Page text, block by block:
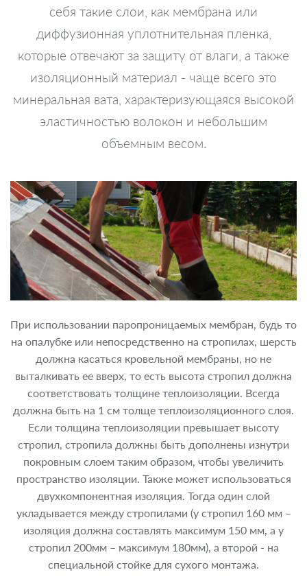
себя такие слои, как мембрана или
диффузионная уплотнительная пленка,
которые отвечают за защиту от влаги, а также
изоляционный материал - чаще всего это
минеральная вата, характеризующаяся высокой
эластичностью волокон и небольшим
объемным весом.
При использовании паропроницаемых мембран, будь то
на опалубке или непосредственно на стропилах, шерсть
должна касаться кровельной мембраны, но не
выталкивать ее вверх, то есть высота стропил должна
соответствовать толщине теплоизоляции. Всегда
должна быть на 1 см толще теплоизоляционного слоя.
Если толщина теплоизоляции превышает высоту
стропил, стропила должны быть дополнены изнутри
покровным слоем таким образом, чтобы увеличить
пространство изоляции. Также может использоваться
двухкомпонентная изоляция. Тогда один слой
укладывается между стропилами (у стропил 160 мм –
изоляция должна составлять максимум 150 мм, а у
стропил 200мм – максимум 180мм), а второй - на
специальной стойке для сухого монтажа.